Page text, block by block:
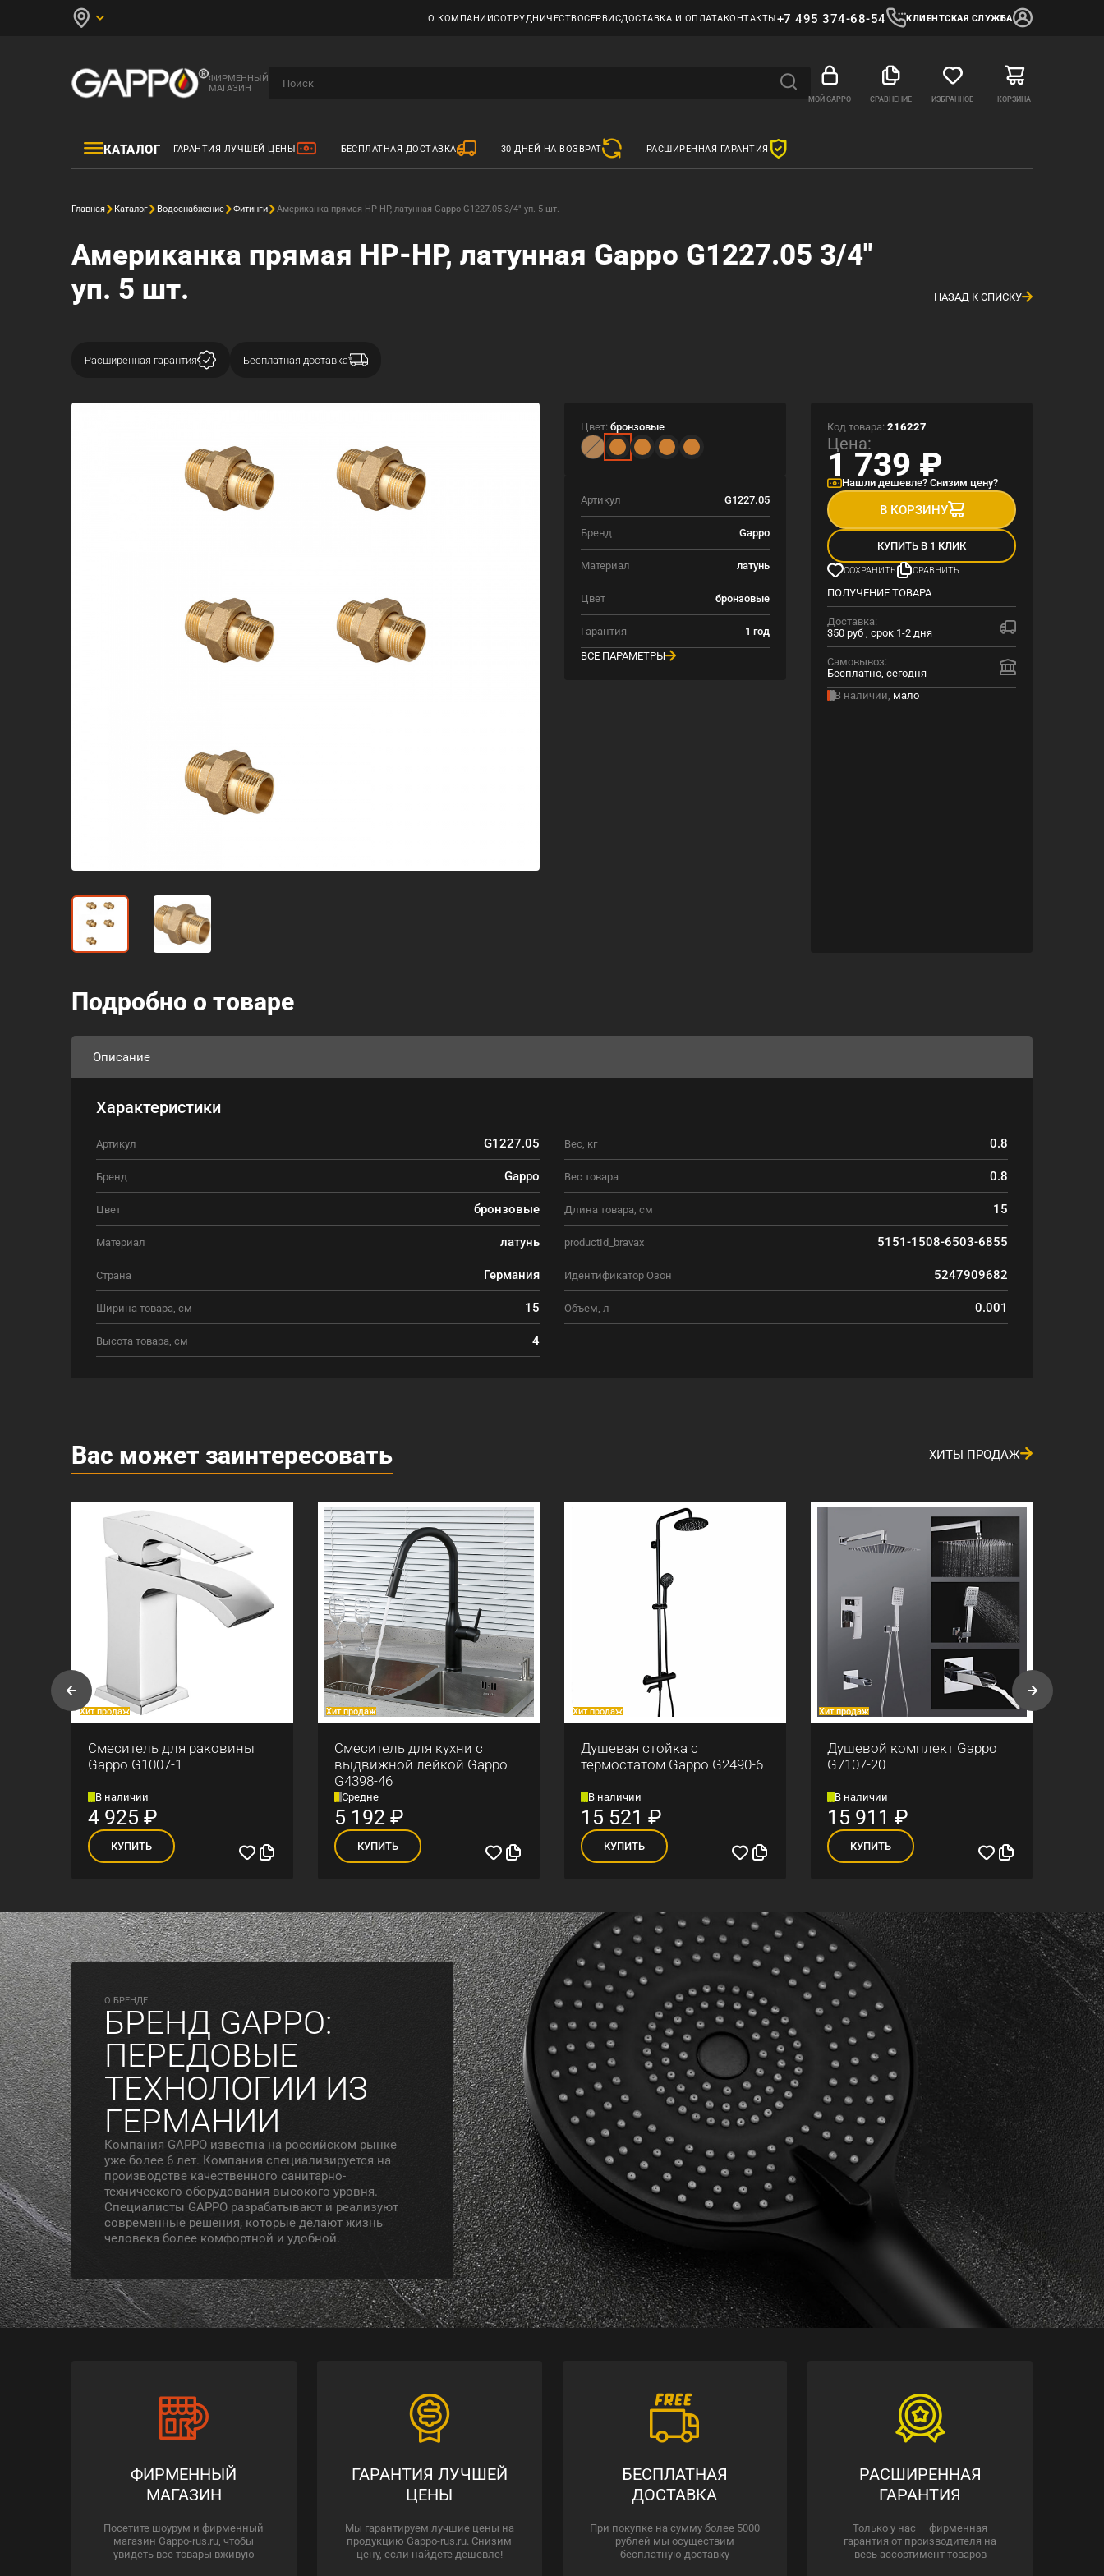
О КОМПАНИИСОТРУДНИЧЕСТВОСЕРВИСДОСТАВКА И ОПЛАТАКОНТАКТЫ+7 495 374-68-54 КЛИЕНТСКАЯ СЛУЖБА
ФИРМЕННЫЙ
МАГАЗИН
МОЙ GAPPO СРАВНЕНИЕ ИЗБРАННОЕ КОРЗИНА
КАТАЛОГ ГАРАНТИЯ ЛУЧШЕЙ ЦЕНЫ БЕСПЛАТНАЯ ДОСТАВКА 30 ДНЕЙ НА ВОЗВРАТ РАСШИРЕННАЯ ГАРАНТИЯ
Главная Каталог Водоснабжение Фитинги Американка прямая НР-НР, латунная Gappo G1227.05 3/4" уп. 5 шт.
Американка прямая НР-НР, латунная Gappo G1227.05 3/4"
уп. 5 шт.
НАЗАД К СПИСКУ
Расширенная гарантия Бесплатная доставка
Цвет: бронзовые
Артикул G1227.05
Бренд Gappo
Материал латунь
Цвет бронзовые
Гарантия
1 год
ВСЕ ПАРАМЕТРЫ
Код товара: 216227
Цена:
1 739 ₽
Нашли дешевле? Снизим цену?
В КОРЗИНУ
КУПИТЬ В 1 КЛИК
СОХРАНИТЬ СРАВНИТЬ
ПОЛУЧЕНИЕ ТОВАРА
Доставка:
350 руб , срок 1-2 дня
Самовывоз:
Бесплатно, сегодня
В наличии, мало
Подробно о товаре
Описание
Характеристики
Артикул G1227.05
Бренд Gappo
Цвет бронзовые
Материал латунь
Страна Германия
Ширина товара, см 15
Высота товара, см 4
Вес, кг 0.8
Вес товара 0.8
Длина товара, см 15
productId_bravax 5151-1508-6503-6855
Идентификатор Озон 5247909682
Объем, л 0.001
Вас может заинтересовать ХИТЫ ПРОДАЖ
Хит продаж
Смеситель для раковины
Gappo G1007-1
В наличии
4 925 ₽
КУПИТЬ
Хит продаж
Смеситель для кухни с
выдвижной лейкой Gappo
G4398-46
Средне
5 192₽
КУПИТЬ
Хит продаж
Душевая стойка с
термостатом Gappo G2490-6
В наличии
15 521 ₽
КУПИТЬ
Хит продаж
Душевой комплект Gappo
G7107-20
В наличии
15 911 ₽
КУПИТЬ
O БРЕНДЕ
БРЕНД GAPPO:
ПЕРЕДОВЫЕ
ТЕХНОЛОГИИ ИЗ
ГЕРМАНИИ
Компания GAPPO известна на российском рынке
уже более 6 лет. Компания специализируется на
производстве качественного санитарно-
технического оборудования высокого уровня.
Специалисты GAPPO разрабатывают и реализуют
современные решения, которые делают жизнь
человека более комфортной и удобной.
ФИРМЕННЫЙ
МАГАЗИН
Посетите шоурум и фирменный
магазин Gappo-rus.ru, чтобы
увидеть все товары вживую
ГАРАНТИЯ ЛУЧШЕЙ
ЦЕНЫ
Мы гарантируем лучшие цены на
продукцию Gappo-rus.ru. Снизим
цену, если найдете дешевле!
БЕСПЛАТНАЯ
ДОСТАВКА
При покупке на сумму более 5000
рублей мы осуществим
бесплатную доставку
РАСШИРЕННАЯ
ГАРАНТИЯ
Только у нас — фирменная
гарантия от производителя на
весь ассортимент товаров